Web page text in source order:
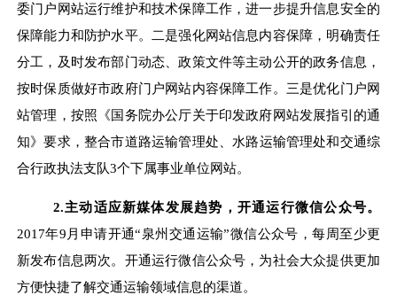
委门户网站运行维护和技术保障工作，进一步提升信息安全的
保障能力和防护水平。二是强化网站信息内容保障，明确责任
分工，及时发布部门动态、政策文件等主动公开的政务信息，
按时保质做好市政府门户网站内容保障工作。三是优化门户网
站管理，按照《国务院办公厅关于印发政府网站发展指引的通
知》要求， 整合市道路运输管理处、水路运输管理处和交通综
合行政执法支队3个下属事业单位网站。
2.主动适应新媒体发展趋势，开通运行微信公众号。
2017年9 月申请开通“泉州交通运输”微信公众号，每周至少更
新发布信息两次。开通运行微信公众号，为社会大众提供更加
方便快捷了解交通运输领域信息的渠道。